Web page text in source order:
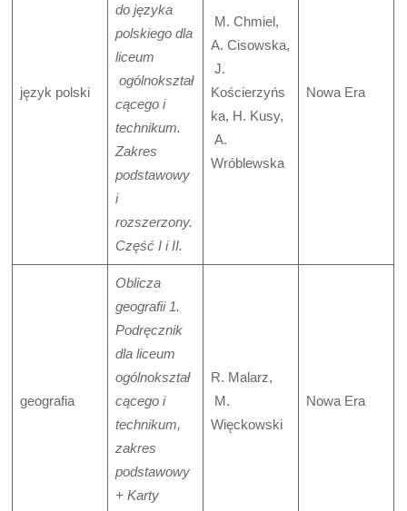
język polski
do języka
polskiego dla
liceum
ogólnokształ
cącego i
technikum.
Zakres
podstawowy
i
rozszerzony.
Część I i II.
M. Chmiel,
A. Cisowska,
J.
Kościerzyńs
ka, H. Kusy,
A.
Wróblewska
Nowa Era
geografia
Oblicza
geografii 1.
Podręcznik
dla liceum
ogólnokształ
cącego i
technikum,
zakres
podstawowy
+ Karty
R. Malarz,
M.
Więckowski
Nowa Era